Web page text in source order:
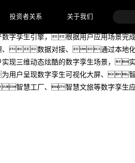
投资者关系 关于我们
介
数字孪生引擎，根据用户应用场景
、数据对接、通过本地化
实现三维动态炫酷的数字孪生场景，
用户呈现数字孪生可视化大屏、
智慧工厂、智慧文旅等数字孪生